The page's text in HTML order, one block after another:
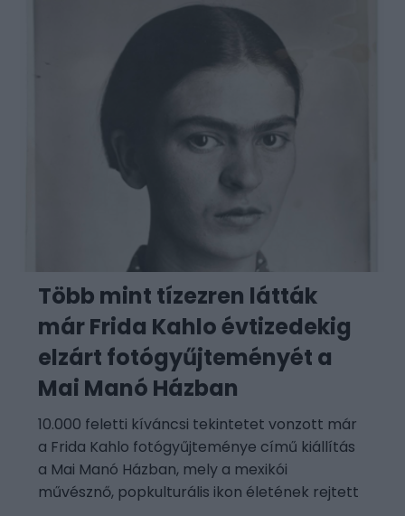
Több mint tízezren látták
már Frida Kahlo évtizedekig
elzárt fotógyűjteményét a
Mai Manó Házban
10.000 feletti kíváncsi tekintetet vonzott már
a Frida Kahlo fotógyűjteménye című kiállítás
a Mai Manó Házban, mely a mexikói
művésznő, popkulturális ikon életének rejtett